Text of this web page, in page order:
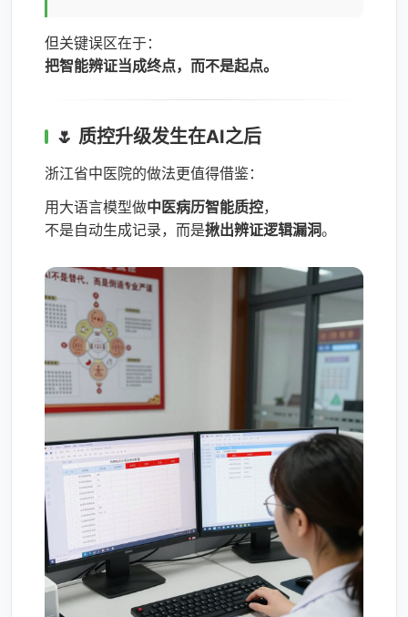
但关键误区在于：
把智能辨证当成终点，而不是起点。
🌷 质控升级发生在AI之后
浙江省中医院的做法更值得借鉴：
用大语言模型做中医病历智能质控，
不是自动生成记录，而是揪出辨证逻辑漏洞。